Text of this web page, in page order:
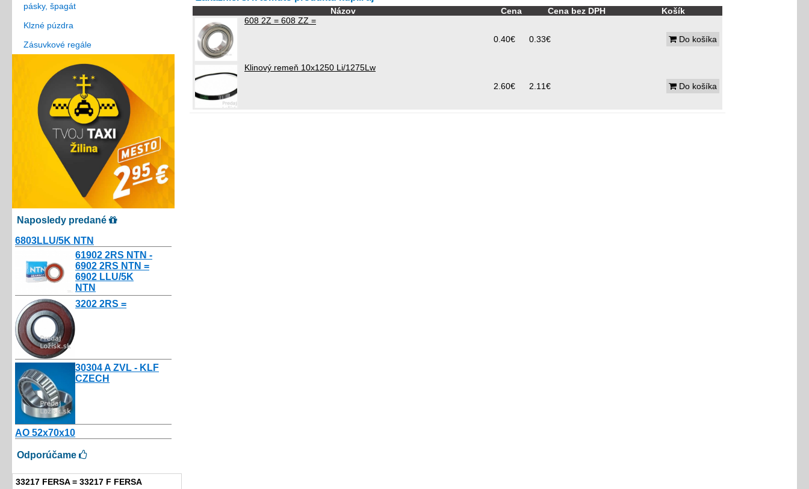
pásky, špagát
Klzné púzdra
Zásuvkové regále
Naposledy predané
6803LLU/5K NTN
61902 2RS NTN -
6902 2RS NTN =
6902 LLU/5K
NTN
3202 2RS =
30304 A ZVL - KLF
CZECH
AO 52x70x10
Odporúčame
33217 FERSA = 33217 F FERSA
Názov Cena Cena bez DPH
Košík
608 2Z = 608 ZZ =
0.40€
0.33€ Do košíka
Klinový remeň 10x1250 Li/1275Lw
2.60€
2.11€ Do košíka